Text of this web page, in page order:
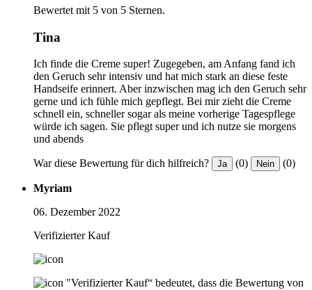
Bewertet mit 5 von 5 Sternen.
Tina
Ich finde die Creme super! Zugegeben, am Anfang fand ich
den Geruch sehr intensiv und hat mich stark an diese feste
Handseife erinnert. Aber inzwischen mag ich den Geruch sehr
gerne und ich fühle mich gepflegt. Bei mir zieht die Creme
schnell ein, schneller sogar als meine vorherige Tagespflege
würde ich sagen. Sie pflegt super und ich nutze sie morgens
und abends
War diese Bewertung für dich hilfreich? Ja (0) Nein (0)
Myriam
06. Dezember 2022
Verifizierter Kauf
"Verifizierter Kauf“ bedeutet, dass die Bewertung von